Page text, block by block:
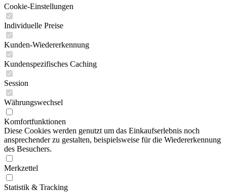
Cookie-Einstellungen
Individuelle Preise
Kunden-Wiedererkennung
Kundenspezifisches Caching
Session
Währungswechsel
Komfortfunktionen
Diese Cookies werden genutzt um das Einkaufserlebnis noch
ansprechender zu gestalten, beispielsweise für die Wiedererkennung
des Besuchers.
Merkzettel
Statistik & Tracking